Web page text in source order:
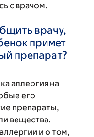
с врачом.
врачу,
примет
препарат?
аллергия на
его
препараты,
вещества.
и о том,